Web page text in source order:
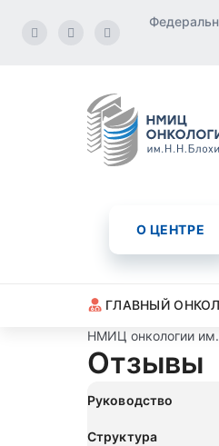
О ЦЕНТРЕ
ГЛАВНЫЙ
НМИЦ онкологии
Отзывы
Руководство
Структура